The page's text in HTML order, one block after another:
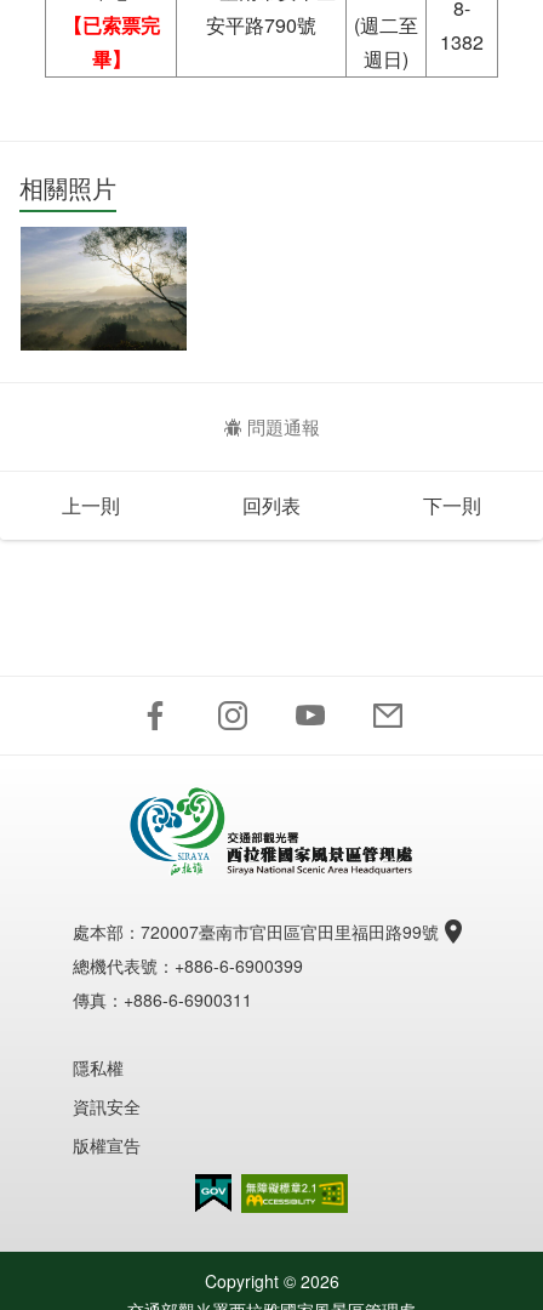
【已索票完
畢】
安平路790號
(週二至
週日)
8-
1382
相關照片
問題通報
上一則 回列表 下一則
處本部： 720007臺南市官田區官田里福田路99號
總機代表號：+886-6-6900399
傳真：+886-6-6900311
隱私權
資訊安全
版權宣告
Copyright © 2026